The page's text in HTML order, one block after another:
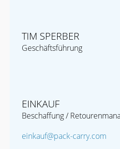
TIM SPERBER
Geschäftsführung
EINKAUF
Beschaffung /
einkauf@pack-carry.com